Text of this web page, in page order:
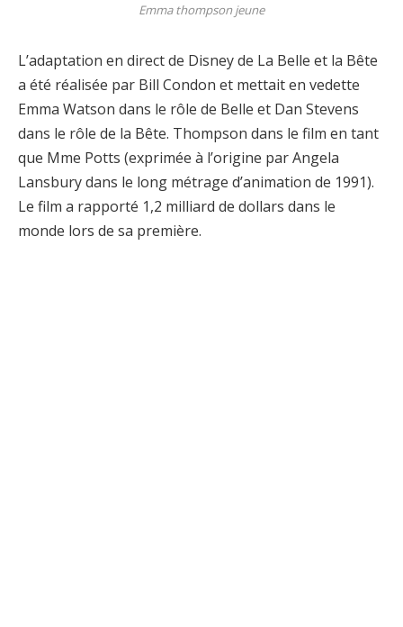
Emma thompson jeune
L’adaptation en direct de Disney de La Belle et la Bête
a été réalisée par Bill Condon et mettait en vedette
Emma Watson dans le rôle de Belle et Dan Stevens
dans le rôle de la Bête. Thompson dans le film en tant
que Mme Potts (exprimée à l’origine par Angela
Lansbury dans le long métrage d’animation de 1991).
Le film a rapporté 1,2 milliard de dollars dans le
monde lors de sa première.